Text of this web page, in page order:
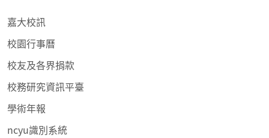
嘉大校訊
校園行事曆
校友及各界捐款
校務研究資訊平臺
學術年報
ncyu識別系統